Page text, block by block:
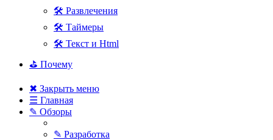
🛠 Развлечения
🛠 Таймеры
🛠 Текст и Html
⛳ Почему
✖ Закрыть меню
☰ Главная
✎ Обзоры
✎ Разработка